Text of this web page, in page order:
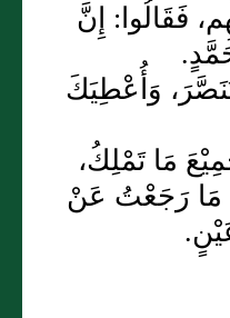
فَقَالُوا: إِنَّ
وَأُعْطِيَكَ
مَا تَمْلِكُ،
مَا رَجَعْتُ عَنْ